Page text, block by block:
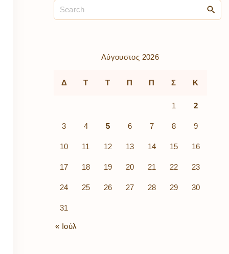
Αύγουστος 2026
Δ Τ Τ Π Π Σ Κ
1 2
3 4 5 6 7 8 9
10 11 12 13 14 15 16
17 18 19 20 21 22 23
24 25 26 27 28 29 30
31
« Ιούλ